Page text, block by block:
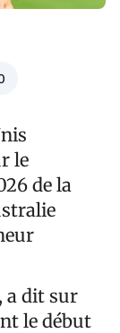
le
de la
a dit sur
le début